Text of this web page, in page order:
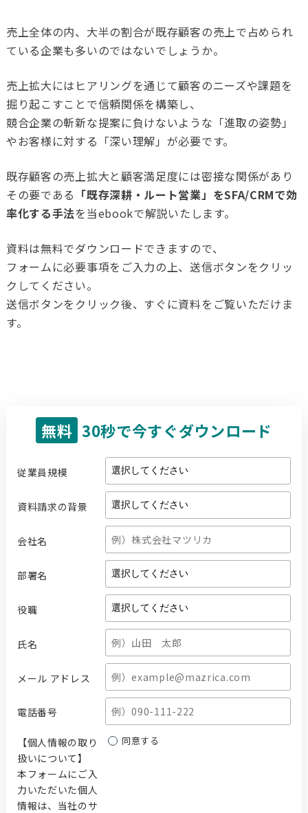
売上全体の内、大半の割合が既存顧客の売上で占められ
ている企業も多いのではないでしょうか。
売上拡大にはヒアリングを通じて顧客のニーズや課題を
掘り起こすことで信頼関係を構築し、
競合企業の斬新な提案に負けないような「進取の姿勢」
やお客様に対する「深い理解」が必要です。
既存顧客の売上拡大と顧客満足度には密接な関係があり
その要である 「既存深耕・ルート営業」をSFA/CRMで効
率化する手法を当ebookで解説いたします。
資料は無料でダウンロードできますので、
フォームに必要事項をご入力の上、送信ボタンをクリッ
クしてください。
送信ボタンをクリック後、すぐに資料をご覧いただけま
す。
無料 30秒で今すぐダウンロード
従業員規模
資料請求の背景
会社名
部署名
役職
氏名
メール アドレス
電話番号
【個人情報の取り
扱いについて】
本フォームにご入
力いただいた個人
情報は、当社のサ
同意する